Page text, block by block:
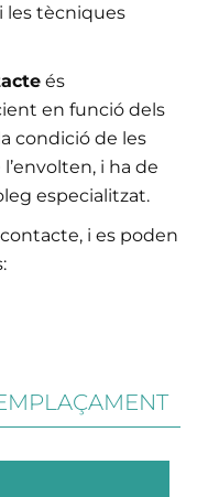
les tècniques
és
en funció dels
condició de les
i ha de
especialitzat.
i es poden